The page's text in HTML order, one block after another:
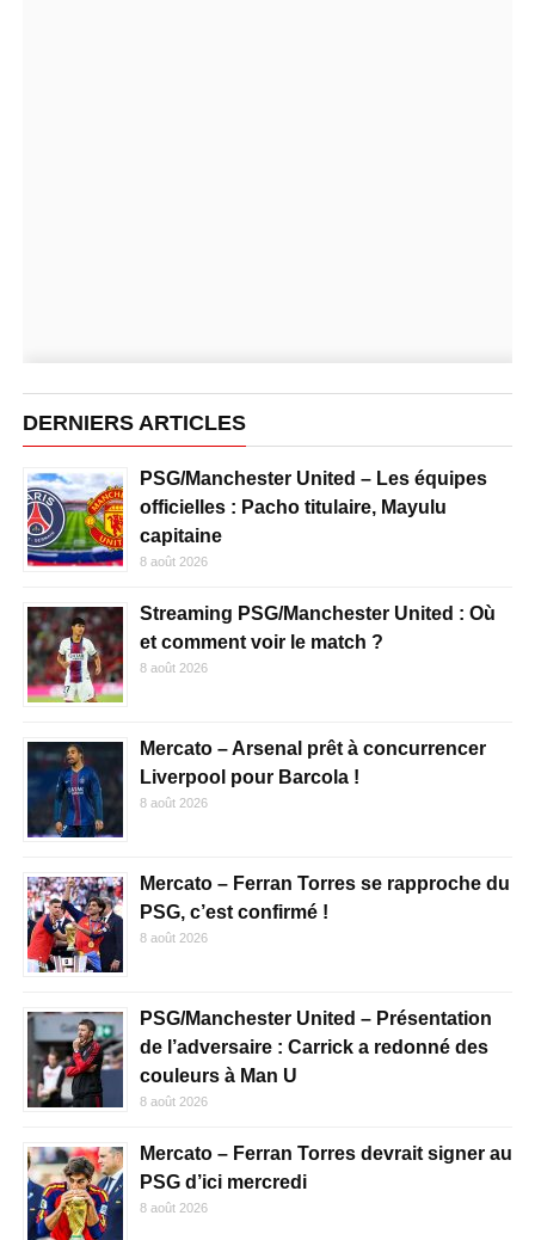
DERNIERS ARTICLES
PSG/Manchester United – Les équipes
officielles : Pacho titulaire, Mayulu
capitaine
8 août 2026
Streaming PSG/Manchester United : Où
et comment voir le match ?
8 août 2026
Mercato – Arsenal prêt à concurrencer
Liverpool pour Barcola !
8 août 2026
Mercato – Ferran Torres se rapproche du
PSG, c’est confirmé !
8 août 2026
PSG/Manchester United – Présentation
de l’adversaire : Carrick a redonné des
couleurs à Man U
8 août 2026
Mercato – Ferran Torres devrait signer au
PSG d’ici mercredi
8 août 2026